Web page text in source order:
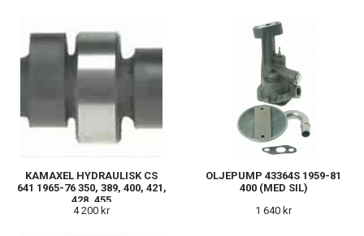
KAMAXEL HYDRAULISK CS
641 1965-76 350, 389, 400, 421,
428, 455
4 200 kr
OLJEPUMP 43364S 1959-81
400 (MED SIL)
1 640 kr